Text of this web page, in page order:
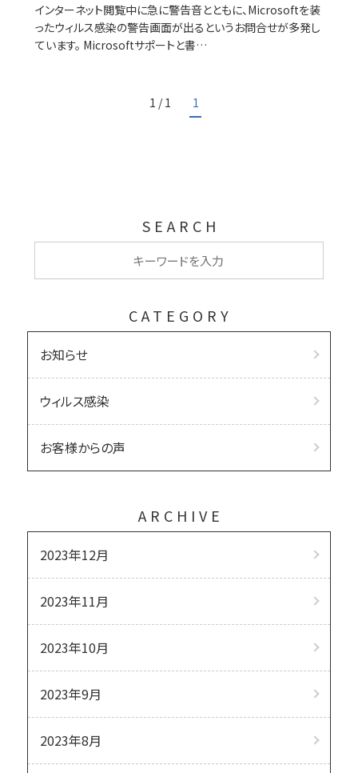
SEARCH
CATEGORY
お知らせ
ウィルス感染
お客様からの声
ARCHIVE
2023年12月
2023年11月
2023年10月
2023年9月
2023年8月
インターネット閲覧中に急に警告音とともに、Microsoftを装
ったウィルス感染の警告画面が出るというお問合せが多発し
ています。 Microsoftサポートと書…
1 / 1 1